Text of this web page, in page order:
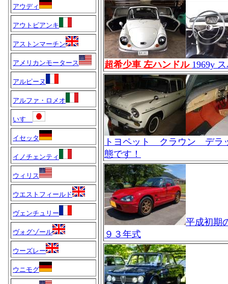
アウディ
アウトビアンキ
アストンマーチン
アメリカンモータース
アルピーヌ
アルファ・ロメオ
いすゞ
イセッタ
イノチェンティ
ウィリス
ウエストフィールド
ヴェンチュリー
ヴォグゾール
ウーズレー
ウニモグ
超希少車 左ハンドル 1969y
トヨペット クラウン デ
態です！
平成初期
９３年式